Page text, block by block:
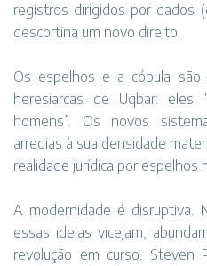
registros dirigidos por dados
descortina um novo direito.
Os espelhos e a cópula são
heresiarcas de Uqbar: eles
homens”. Os novos
arredias à sua densidade
realidade jurídica por espelhos
A modernidade é disruptiva.
essas ideias vicejam,
revolução em curso. Steven